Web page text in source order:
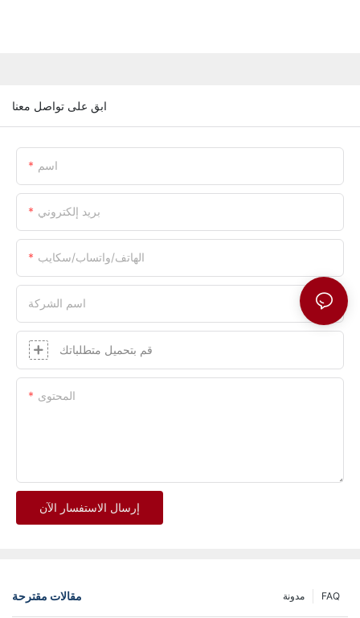
ابق على تواصل معنا
اسم
بريد إلكتروني
الهاتف/واتساب/سكايب
اسم الشركة
قم بتحميل متطلباتك
المحتوى
إرسال الاستفسار الآن
مقالات مقترحة FAQ مدونة